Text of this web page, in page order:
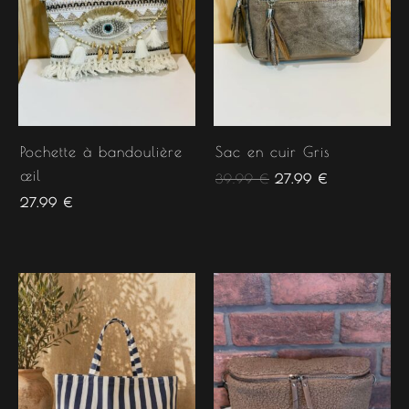
Pochette à bandoulière
œil
27.99 €
Sac en cuir Gris
39.99€ 27.99 €